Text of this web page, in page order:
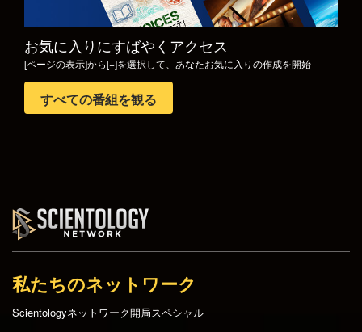
お気に入りにすばやくアクセス
[ページの表示]から[+]を選択して、あなたお気に入りの作成を開始
すべての番組を観る
私たちのネットワーク
Scientologyネットワーク開局スペシャル